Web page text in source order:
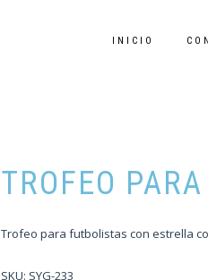
INICIO
TROFEO
Trofeo para futbolistas con estrella
SKU: SYG-233